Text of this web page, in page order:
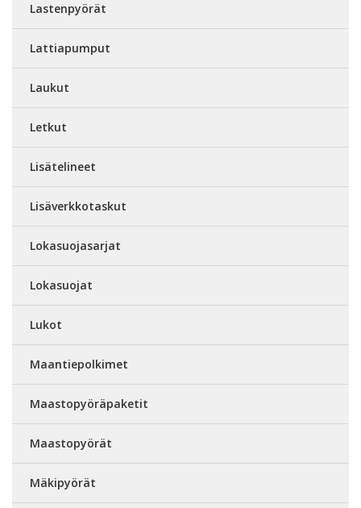
Lastenpyörät
Lattiapumput
Laukut
Letkut
Lisätelineet
Lisäverkkotaskut
Lokasuojasarjat
Lokasuojat
Lukot
Maantiepolkimet
Maastopyöräpaketit
Maastopyörät
Mäkipyörät